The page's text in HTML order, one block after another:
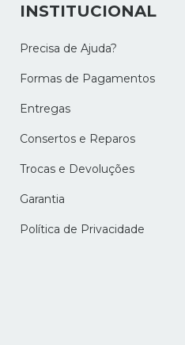
INSTITUCIONAL
Precisa de Ajuda?
Formas de Pagamentos
Entregas
Consertos e Reparos
Trocas e Devoluções
Garantia
Política de Privacidade